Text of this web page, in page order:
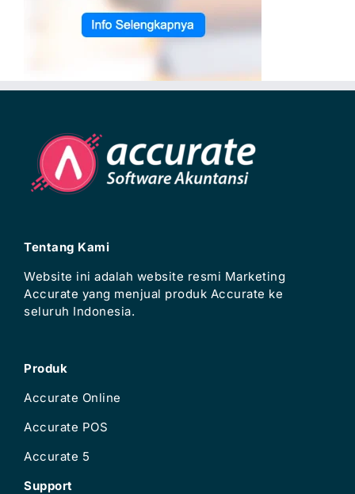
Tentang Kami
Website ini adalah website resmi Marketing
Accurate yang menjual produk Accurate ke
seluruh Indonesia.
Produk
Accurate Online
Accurate POS
Accurate 5
Support